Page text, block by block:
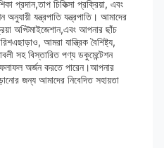
প্রদান,তাপ চিকিত্সা প্রক্রিয়া, এবং
অনুযায়ী যন্ত্রপাতি যন্ত্রপাতি। আমাদের
অপ্টিমাইজেশান,এবং আপনার ছাঁচ
আমরা যান্ত্রিক বৈশিষ্ট্য,
সহ বিস্তারিত পণ্য ডকুমেন্টেশন
অর্জন করতে পারেন।আপনার
জন্য আমাদের নিবেদিত সহায়তা